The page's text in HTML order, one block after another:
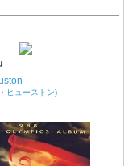
ヒューストン)